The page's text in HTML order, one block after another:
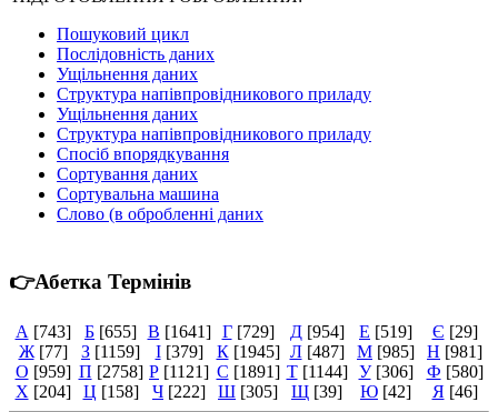
Пошуковий цикл
Послідовність даних
Ущільнення даних
Структура напівпровідникового приладу
Ущільнення даних
Структура напівпровідникового приладу
Спосіб впорядкування
Сортування даних
Сортувальна машина
Слово (в обробленні даних
👉Абетка Термінів
А [743] Б [655] В [1641] Г [729] Д [954] Е [519] Є [29]
Ж [77] З [1159] І [379] К [1945] Л [487] М [985] Н [981]
О [959] П [2758] Р [1121] С [1891] Т [1144] У [306] Ф [580]
Х [204] Ц [158] Ч [222] Ш [305] Щ [39] Ю [42] Я [46]